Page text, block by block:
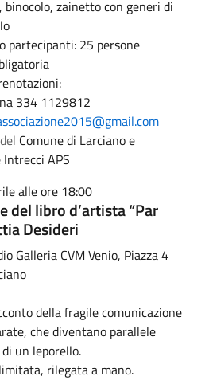
zainetto con generi di
partecipanti: 25 persone
334 1129812
Comune di Larciano e
APS
alle ore 18:00
del libro d’artista “Par
Desideri
Galleria CVM Venio, Piazza 4
della fragile comunicazione
che diventano parallele
un leporello.
rilegata a mano.